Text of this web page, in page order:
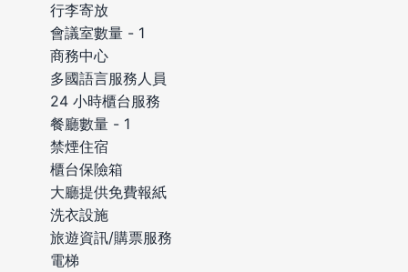
行李寄放
會議室數量 - 1
商務中心
多國語言服務人員
24 小時櫃台服務
餐廳數量 - 1
禁煙住宿
櫃台保險箱
大廳提供免費報紙
洗衣設施
旅遊資訊/購票服務
電梯